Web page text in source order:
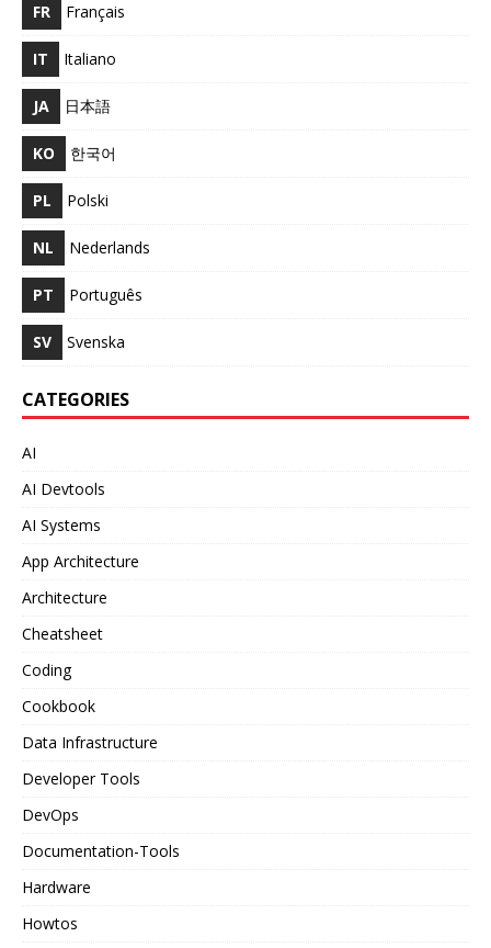
FR Français
IT Italiano
JA 日本語
KO 한국어
PL Polski
NL Nederlands
PT Português
SV Svenska
CATEGORIES
AI
AI Devtools
AI Systems
App Architecture
Architecture
Cheatsheet
Coding
Cookbook
Data Infrastructure
Developer Tools
DevOps
Documentation-Tools
Hardware
Howtos